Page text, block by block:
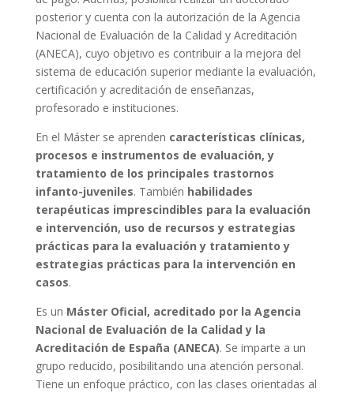
posterior y cuenta con la autorización de la Agencia
Nacional de Evaluación de la Calidad y Acreditación
(ANECA), cuyo objetivo es contribuir a la mejora del
sistema de educación superior mediante la evaluación,
certificación y acreditación de enseñanzas,
profesorado e instituciones.
En el Máster se aprenden características clínicas,
procesos e instrumentos de evaluación, y
tratamiento de los principales trastornos
infanto-juveniles. También habilidades
terapéuticas imprescindibles para la evaluación
e intervención, uso de recursos y estrategias
prácticas para la evaluación y tratamiento y
estrategias prácticas para la intervención en
casos.
Es un Máster Oficial, acreditado por la Agencia
Nacional de Evaluación de la Calidad y la
Acreditación de España (ANECA). Se imparte a un
grupo reducido, posibilitando una atención personal.
Tiene un enfoque práctico, con las clases orientadas al